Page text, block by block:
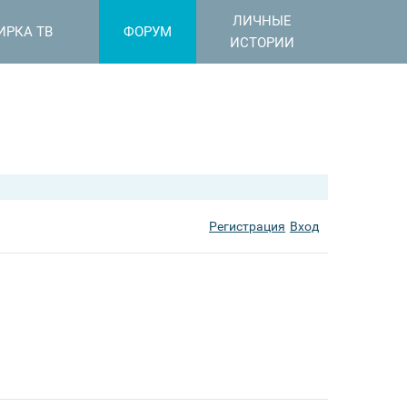
ТВ ФОРУМ
ЛИЧНЫЕ
ИСТОРИИ
Регистрация Вход